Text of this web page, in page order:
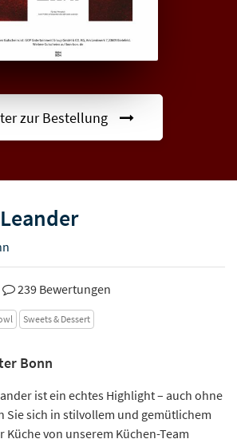
zur Bestellung
239 Bewertungen
Sweets & Dessert
Bonn
ist ein echtes Highlight – auch ohne
Sie sich in stilvollem und gemütlichem
von unserem Küchen-Team